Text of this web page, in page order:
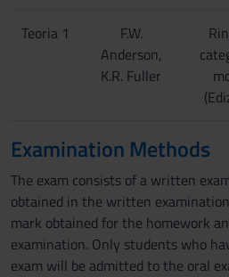
Teoria 1
F.W.
Anderson,
K.R. Fuller
Examination Methods
The exam consists of a written
obtained in the written
mark obtained for the homework
examination. Only students who
exam will be admitted to the oral